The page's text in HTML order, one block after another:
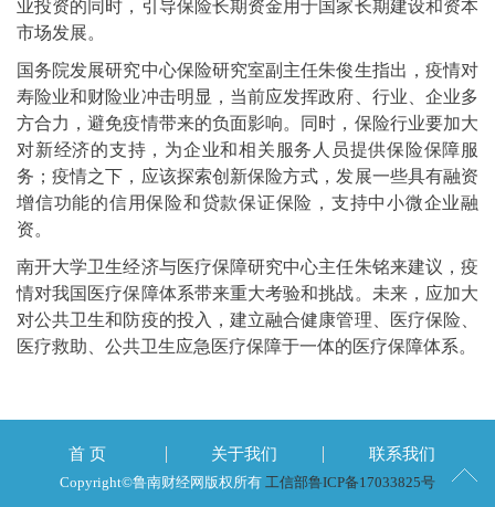
业投资的同时，引导保险长期资金用于国家长期建设和资本
市场发展。
国务院发展研究中心保险研究室副主任朱俊生指出，疫情对
寿险业和财险业冲击明显，当前应发挥政府、行业、企业多
方合力，避免疫情带来的负面影响。同时，保险行业要加大
对新经济的支持，为企业和相关服务人员提供保险保障服
务；疫情之下，应该探索创新保险方式，发展一些具有融资
增信功能的信用保险和贷款保证保险，支持中小微企业融
资。
南开大学卫生经济与医疗保障研究中心主任朱铭来建议，疫
情对我国医疗保障体系带来重大考验和挑战。未来，应加大
对公共卫生和防疫的投入，建立融合健康管理、医疗保险、
医疗救助、公共卫生应急医疗保障于一体的医疗保障体系。
首 页 关于我们 联系我们
Copyright©鲁南财经网版权所有 工信部鲁ICP备17033825号